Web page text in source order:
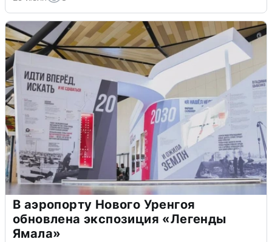
В аэропорту Нового Уренгоя
обновлена экспозиция «Легенды
Ямала»